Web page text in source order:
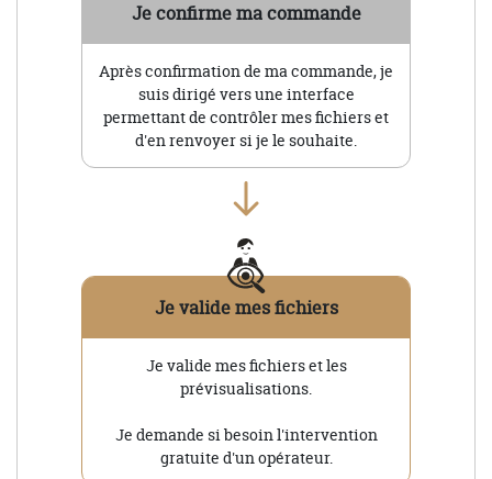
Je confirme ma commande
Après confirmation de ma commande, je
suis dirigé vers une interface
permettant de contrôler mes fichiers et
d'en renvoyer si je le souhaite.
Je valide mes fichiers
Je valide mes fichiers et les
prévisualisations.
Je demande si besoin l'intervention
gratuite d'un opérateur.